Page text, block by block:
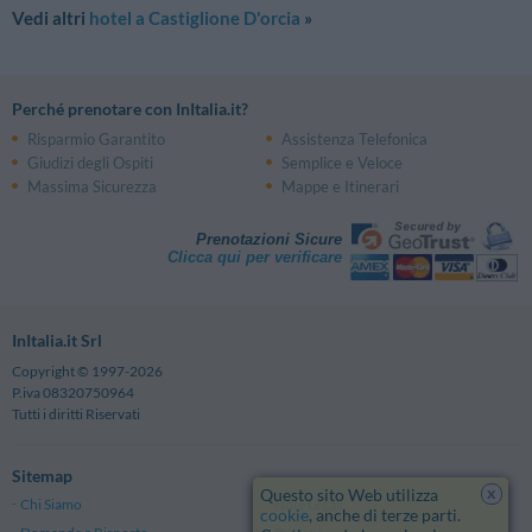
Vedi altri hotel a Castiglione D'orcia »
Perché prenotare con InItalia.it?
Risparmio Garantito
Assistenza Telefonica
Giudizi degli Ospiti
Semplice e Veloce
Massima Sicurezza
Mappe e Itinerari
Prenotazioni Sicure
Clicca qui per verificare
InItalia.it Srl
Copyright © 1997-2026
P.iva 08320750964
Tutti i diritti Riservati
Sitemap
Chi Siamo
Note Legali
x
Questo sito Web utilizza
cookie, anche di terze parti.